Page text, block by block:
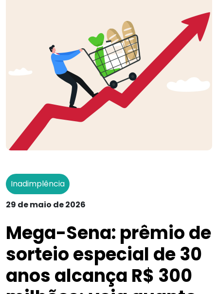
Inadimplência
29 de maio de 2026
Mega-Sena: prêmio de
sorteio especial de 30
anos alcança R$ 300